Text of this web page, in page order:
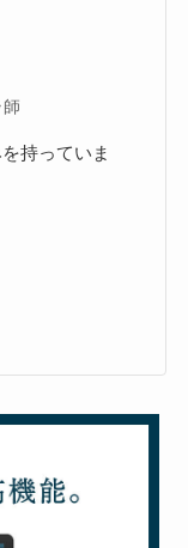
持っていま